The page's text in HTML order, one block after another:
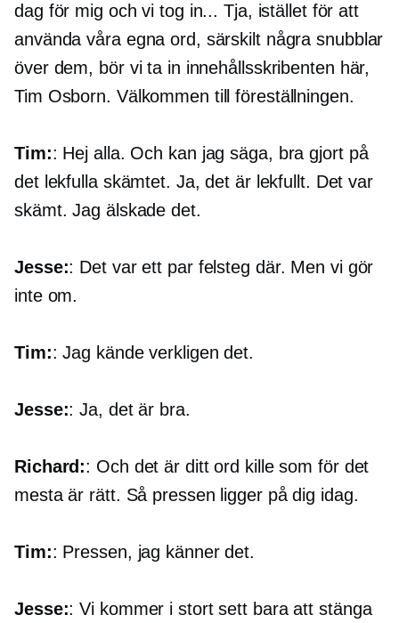
dag för mig och vi tog in... Tja, istället för att
använda våra egna ord, särskilt några snubblar
över dem, bör vi ta in innehållsskribenten här,
Tim Osborn. Välkommen till föreställningen.
Tim:: Hej alla. Och kan jag säga, bra gjort på
det lekfulla skämtet. Ja, det är lekfullt. Det var
skämt. Jag älskade det.
Jesse:: Det var ett par felsteg där. Men vi gör
inte om.
Tim:: Jag kände verkligen det.
Jesse:: Ja, det är bra.
Richard:: Och det är ditt ord kille som för det
mesta är rätt. Så pressen ligger på dig idag.
Tim:: Pressen, jag känner det.
Jesse:: Vi kommer i stort sett bara att stänga